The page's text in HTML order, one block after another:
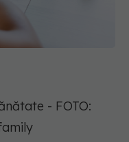
- FOTO: